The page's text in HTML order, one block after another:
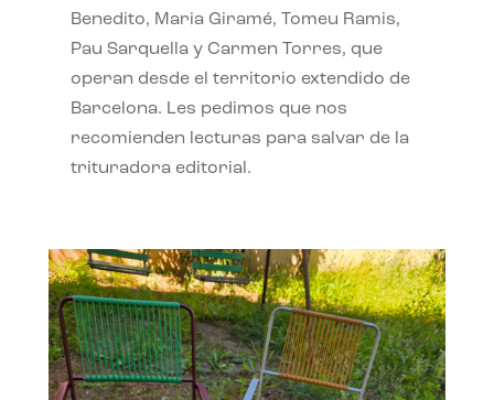
Benedito, Maria Giramé, Tomeu Ramis,
Pau Sarquella y Carmen Torres, que
operan desde el territorio extendido de
Barcelona. Les pedimos que nos
recomienden lecturas para salvar de la
trituradora editorial.